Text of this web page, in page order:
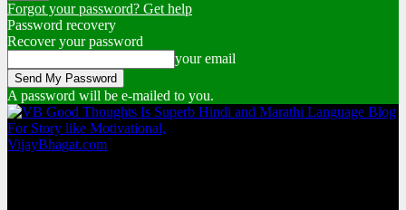
Forgot your password? Get help
Password recovery
Recover your password
your email
A password will be e-mailed to you.
VijayBhagat.com